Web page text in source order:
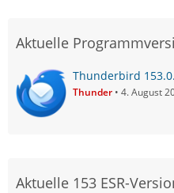
Aktuelle
Thunderbird
Thunder 4. August
Aktuelle 153 ESR-